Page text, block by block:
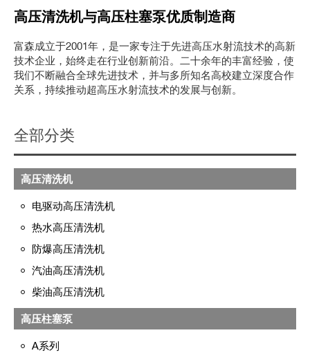
高压清洗机与高压柱塞泵优质制造商
富森成立于2001年，是一家专注于先进高压水射流技术的高新
技术企业，始终走在行业创新前沿。二十余年的丰富经验，使
我们不断融合全球先进技术，并与多所知名高校建立深度合作
关系，持续推动超高压水射流技术的发展与创新。
全部分类
高压清洗机
电驱动高压清洗机
热水高压清洗机
防爆高压清洗机
汽油高压清洗机
柴油高压清洗机
高压柱塞泵
A系列